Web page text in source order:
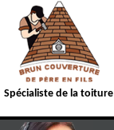
Spécialiste de la toiture